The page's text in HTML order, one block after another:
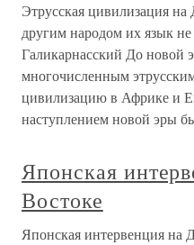
Этрусская цивилизация
другим народом их язык
Галикарнасский До новой
многочисленным
цивилизацию в Африке и
наступлением новой эры
Японская
Востоке
Японская интервенция на